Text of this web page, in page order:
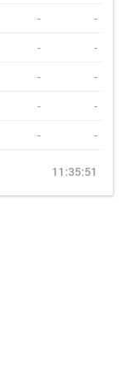
- -
- -
- -
- -
- -
11:35:51